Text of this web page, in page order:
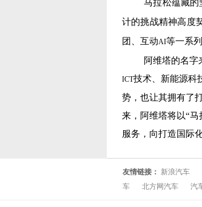
马拉松蕴藏的
计的挑战精神高度
团、互动AI等一系
阿维塔的名字
ICT技术、新能源科
势，也让其拥有了
来，阿维塔将以“
服务，向打造国际
友情链接： 新浪汽车
车
北方网汽车 汽